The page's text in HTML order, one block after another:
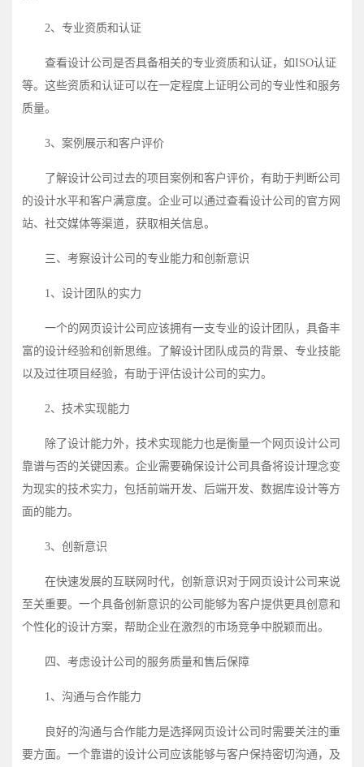
2、专业资质和认证
查看设计公司是否具备相关的专业资质和认证，如ISO认证
等。这些资质和认证可以在一定程度上证明公司的专业性和服务
质量。
3、案例展示和客户评价
了解设计公司过去的项目案例和客户评价，有助于判断公司
的设计水平和客户满意度。企业可以通过查看设计公司的官方网
站、社交媒体等渠道，获取相关信息。
三、考察设计公司的专业能力和创新意识
1、设计团队的实力
一个的网页设计公司应该拥有一支专业的设计团队，具备丰
富的设计经验和创新思维。了解设计团队成员的背景、专业技能
以及过往项目经验，有助于评估设计公司的实力。
2、技术实现能力
除了设计能力外，技术实现能力也是衡量一个网页设计公司
靠谱与否的关键因素。企业需要确保设计公司具备将设计理念变
为现实的技术实力，包括前端开发、后端开发、数据库设计等方
面的能力。
3、创新意识
在快速发展的互联网时代，创新意识对于网页设计公司来说
至关重要。一个具备创新意识的公司能够为客户提供更具创意和
个性化的设计方案，帮助企业在激烈的市场竞争中脱颖而出。
四、考虑设计公司的服务质量和售后保障
1、沟通与合作能力
良好的沟通与合作能力是选择网页设计公司时需要关注的重
要方面。一个靠谱的设计公司应该能够与客户保持密切沟通，及